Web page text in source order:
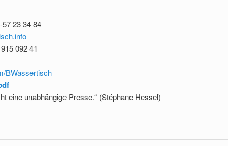
23 34 84
092 41
BWassertisch
eine unabhängige Presse.“ (Stéphane Hessel)